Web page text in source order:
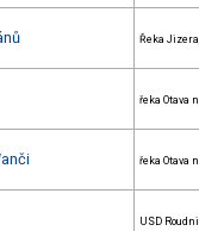
Řeka
řeka Otava
řeka Otava
USD